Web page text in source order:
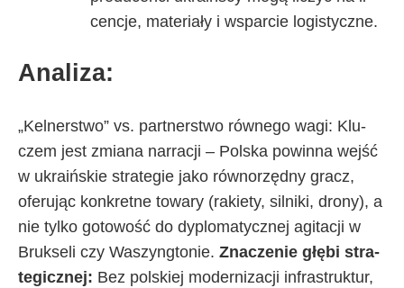
cen­cje, ma­te­ria­ły i wspar­cie lo­gi­stycz­ne.
Ana­li­za:
„Kel­ner­stwo” vs. part­ner­stwo rów­ne­go wa­gi: Klu­
czem je­st zmia­na nar­ra­cji – Pol­ska po­win­na wej­ść
w ukra­iń­skie stra­te­gie ja­ko rów­no­rzęd­ny gra­cz,
ofe­ru­jąc kon­kret­ne to­wa­ry (ra­kie­ty, sil­ni­ki, dro­ny), a
nie tyl­ko go­to­wo­ść do dy­plo­ma­tycz­nej agi­ta­cji w
Bruk­se­li czy Wa­szyng­to­nie. Zna­cze­nie głę­bi stra­
te­gicz­nej: Bez pol­skiej mo­der­ni­za­cji in­fra­struk­tur,